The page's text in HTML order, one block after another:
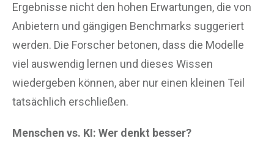
Ergebnisse nicht den hohen Erwartungen, die von
Anbietern und gängigen Benchmarks suggeriert
werden. Die Forscher betonen, dass die Modelle
viel auswendig lernen und dieses Wissen
wiedergeben können, aber nur einen kleinen Teil
tatsächlich erschließen.
Menschen vs. KI: Wer denkt besser?